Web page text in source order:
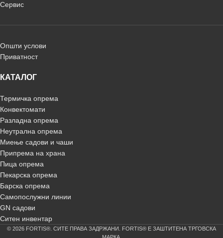
Сервис
Општи услови
Приватност
КАТАЛОГ
Термичка опрема
Конвектомати
Разладна опрема
Неутрална опрема
Миење садови и чаши
Припрема на храна
Пица опрема
Пекарска опрема
Барска опрема
Самопослужни линии
GN садови
Ситен инвентар
© 2026 FORTIS®. СИТЕ ПРАВА ЗАДРЖАНИ. FORTIS® Е ЗАШТИТЕНА ТРГОВСКА